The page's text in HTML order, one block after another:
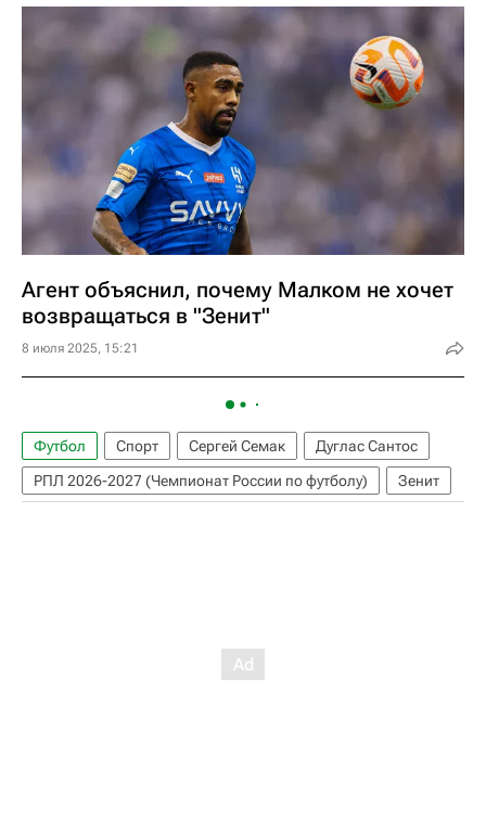
Агент объяснил, почему Малком не хочет
возвращаться в "Зенит"
8 июля 2025, 15:21
Футбол Спорт Сергей Семак
Дуглас Сантос
РПЛ 2026-2027 (Чемпионат России по футболу)
Зенит